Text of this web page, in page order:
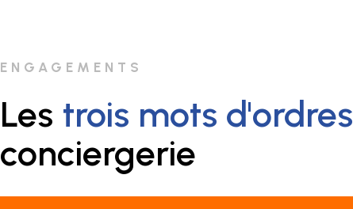
ENGAGEMENTS
Les trois mots d'ordres
conciergerie